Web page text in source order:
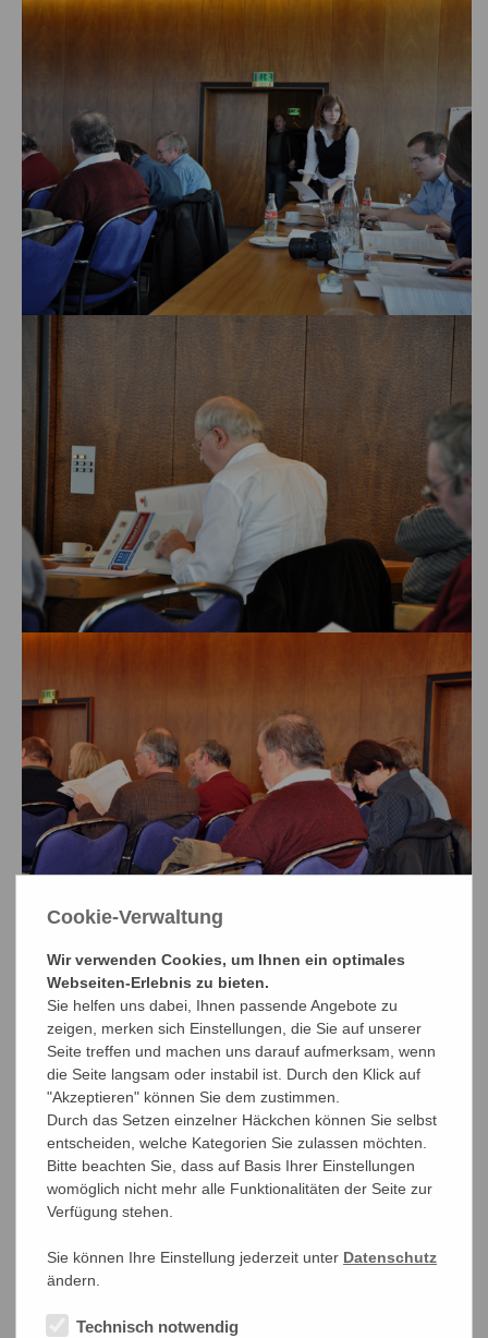
Cookie-Verwaltung
Wir verwenden Cookies, um Ihnen ein optimales
Webseiten-Erlebnis zu bieten.
Sie helfen uns dabei, Ihnen passende Angebote zu
zeigen, merken sich Einstellungen, die Sie auf unserer
Seite treffen und machen uns darauf aufmerksam, wenn
die Seite langsam oder instabil ist. Durch den Klick auf
"Akzeptieren" können Sie dem zustimmen.
Durch das Setzen einzelner Häckchen können Sie selbst
entscheiden, welche Kategorien Sie zulassen möchten.
Bitte beachten Sie, dass auf Basis Ihrer Einstellungen
womöglich nicht mehr alle Funktionalitäten der Seite zur
Verfügung stehen.
Sie können Ihre Einstellung jederzeit unter Datenschutz
ändern.
Technisch notwendig